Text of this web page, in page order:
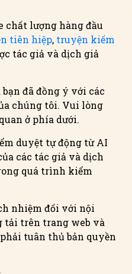
chất lượng hàng đầu
tiên hiệp, truyện kiếm
tác giả và dịch giả
đã đồng ý với các
chúng tôi. Vui lòng
ở phía dưới.
duyệt tự động từ AI
các tác giả và dịch
quá trình kiểm
nhiệm đối với nội
tải trên trang web và
tuân thủ bản quyền